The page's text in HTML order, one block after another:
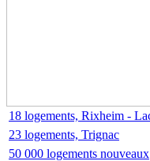
18 logements, Rixheim -
23 logements, Trignac
50 000 logements nouveaux